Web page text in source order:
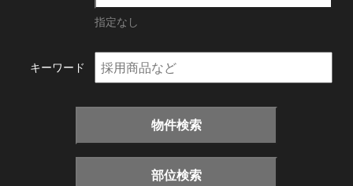
指定なし
キーワード
物件検索
部位検索